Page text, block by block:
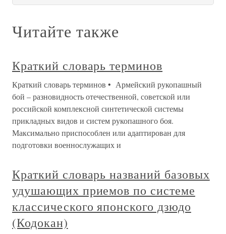
Читайте также
Краткий словарь терминов
Краткий словарь терминов • Армейский рукопашный
бой – разновидность отечественной, советской или
российской комплексной синтетической системы
прикладных видов и систем рукопашного боя.
Максимально приспособлен или адаптирован для
подготовки военнослужащих и
Краткий словарь названий базовых
удушающих приемов по системе
классического японского дзюдо
(Кодокан)